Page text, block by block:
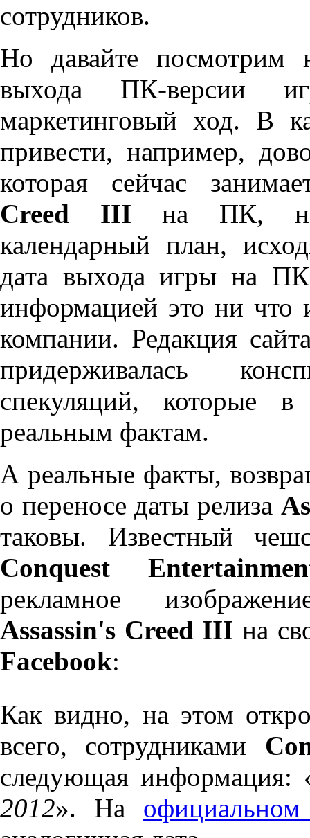
сотрудников.
Но давайте посмотрим
выхода ПК-версии
маркетинговый ход. В
привести, например,
которая сейчас
Creed III на ПК,
календарный план,
дата выхода игры на
информацией это ни что
компании. Редакция
придерживалась
спекуляций, которые в
реальным фактам.
А реальные факты,
о переносе даты релиза
таковы. Известный
Conquest
рекламное
Assassin's Creed III на
Facebook:
Как видно, на этом
всего, сотрудниками
следующая информация:
2012». На официальном